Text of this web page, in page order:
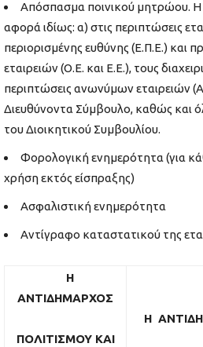
Απόσπασμα ποινικού μητρώου.
αφορά ιδίως: α) στις περιπτώσεις
περιορισμένης ευθύνης (Ε.Π.Ε.) και
εταιρειών (Ο.Ε. και Ε.Ε.), τους
περιπτώσεις ανωνύμων εταιρειών
Διευθύνοντα Σύμβουλο, καθώς και
του Διοικητικού Συμβουλίου.
Φορολογική ενημερότητα (για
χρήση εκτός είσπραξης)
Ασφαλιστική ενημερότητα
Αντίγραφο καταστατικού της
Η
ΑΝΤΙΔΗΜΑΡΧΟΣ
ΠΟΛΙΤΙΣΜΟΥ ΚΑΙ
H